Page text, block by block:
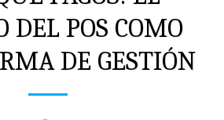
DEL POS COMO
DE GESTIÓN